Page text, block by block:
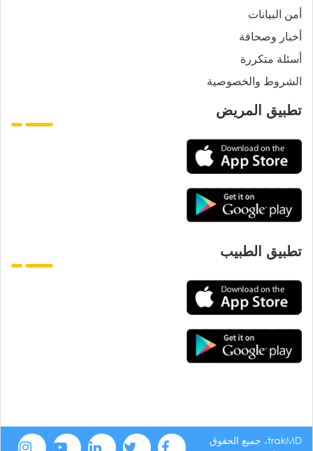
أمن البيانات
أخبار وصحافة
أسئلة متكررة
الشروط والخصوصية
تطبيق المريض
تطبيق الطبيب
trakMD، جميع الحقوق